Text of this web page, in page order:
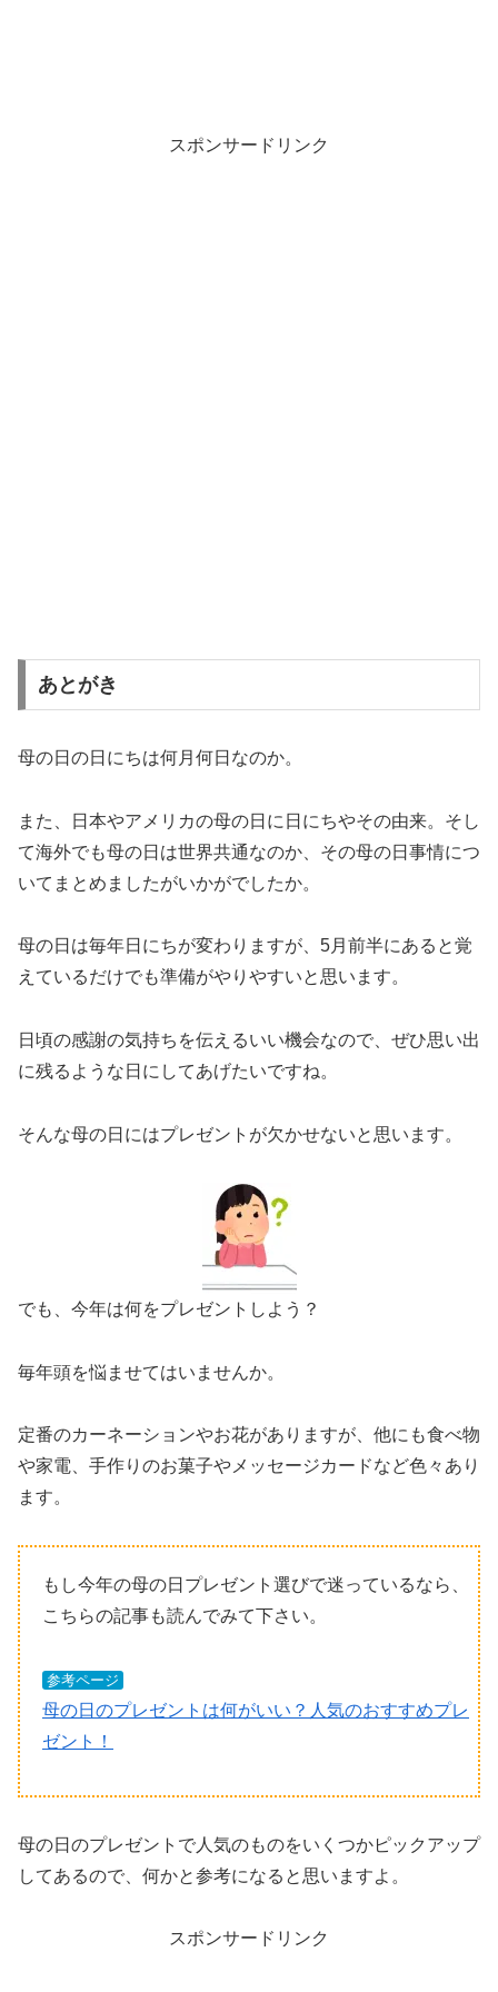
スポンサードリンク
あとがき
母の日の日にちは何月何日なのか。
また、日本やアメリカの母の日に日にちやその由来。そし
て海外でも母の日は世界共通なのか、その母の日事情につ
いてまとめましたがいかがでしたか。
母の日は毎年日にちが変わりますが、5月前半にあると覚
えているだけでも準備がやりやすいと思います。
日頃の感謝の気持ちを伝えるいい機会なので、ぜひ思い出
に残るような日にしてあげたいですね。
そんな母の日にはプレゼントが欠かせないと思います。
でも、今年は何をプレゼントしよう？
毎年頭を悩ませてはいませんか。
定番のカーネーションやお花がありますが、他にも食べ物
や家電、手作りのお菓子やメッセージカードなど色々あり
ます。
もし今年の母の日プレゼント選びで迷っているなら、
こちらの記事も読んでみて下さい。
参考ページ
母の日のプレゼントは何がいい？人気のおすすめプレ
ゼント！
母の日のプレゼントで人気のものをいくつかピックアップ
してあるので、何かと参考になると思いますよ。
スポンサードリンク